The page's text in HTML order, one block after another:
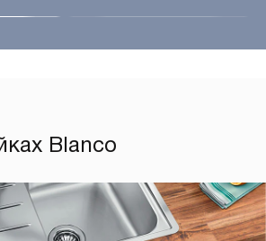
Blanco